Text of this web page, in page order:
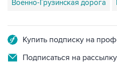
Военно-Грузинская дорога
Купить подписку на
Подписаться на